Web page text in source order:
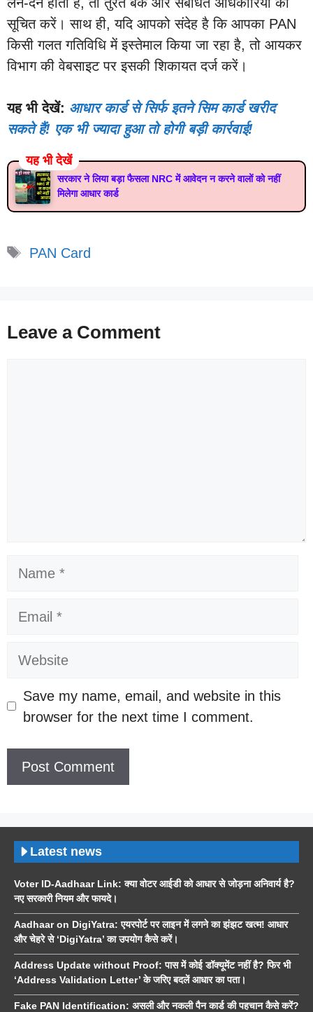
सूचित करें। साथ ही, यदि आपको संदेह है कि आपका PAN
किसी गलत गतिविधि में इस्तेमाल किया जा रहा है, तो आयकर
विभाग की वेबसाइट पर इसकी शिकायत दर्ज करें।
यह भी देखें: आधार कार्ड से सिर्फ इतने सिम कार्ड खरीद
सकते हैं! एक भी ज्यादा हुआ तो होगी बड़ी कार्रवाई!
यह भी देखें
सरकार ने लिया बड़ा फैसला NRC में आवेदन न करने वालों को नहीं
मिलेगा आधार कार्ड
Tags
PAN Card
Leave a Comment
Name
Email
Website
Save my name, email, and website in this
browser for the next time I comment.
Latest news
Voter ID-Aadhaar Link: क्या वोटर आईडी को आधार से जोड़ना अनिवार्य है?
नए सरकारी नियम और फायदे।
Aadhaar on DigiYatra: एयरपोर्ट पर लाइन में लगने का झंझट खत्म! आधार
और चेहरे से ‘DigiYatra’ का उपयोग कैसे करें।
Address Update without Proof: पास में कोई डॉक्यूमेंट नहीं है? फिर भी
‘Address Validation Letter’ के जरिए बदलें आधार का पता।
Fake PAN Identification: असली और नकली पैन कार्ड की पहचान कैसे करें?